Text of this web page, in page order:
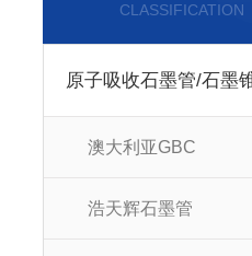
CLASSIFICATION
原子吸收石墨管/石墨
澳大利亚GBC
浩天辉石墨管